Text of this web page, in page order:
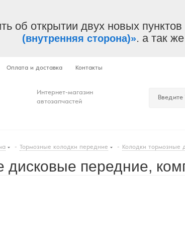
об открытии двух новых
(внутренняя сторона)». а так же
Оплата и доставка Контакты
Интернет-магазин
автозапчастей
- Тормозные колодки передние - Колодки тормозные
дисковые передние,